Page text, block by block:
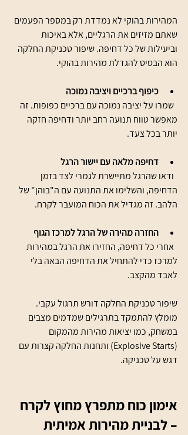
המהירות בהוקי לא נמדדת רק במספר הפעמים
שאתם מזיזים את הרגליים, אלא באיכות
וביעילות של כל דחיפה. שיפור טכניקת החלקה
הוא הבסיס להגדלת מהירות בהוקי.
כיפוף ברכיים ויציבה נמוכה
  שמרו על יציבה נמוכה עם ברכיים כפופות. זה
מאפשר טווח תנועה רחב יותר ודחיפה חזקה
יותר בכל צעד.
דחיפה מלאה עם יישור הרגל
  ודאו שהרגל מתיישרת לגמרי לצד בזמן
הדחיפה, והשלימו את התנועה עם ה"בוהן" של
הלהב. זה מגדיל את הכוח המועבר לקרח.
החזרה מהירה של הרגל למרכז הגוף
  אחרי כל דחיפה, החזירו את הרגל במהירות
למרכז כדי להתחיל את הדחיפה הבאה בלי
לאבד מהקצב.
שיפור טכניקת החלקה דורש תרגול עקבי.
מומלץ להתמקד בתרגילים שמדמים מצבים
במשחק, כמו יציאות מהירות מהמקום
(Explosive Starts) ותחנות החלקה קצרות עם
דגש על טכניקה.
אימון כוח מתפרץ מחוץ לקרח
– לבניית מהירות אמיתית